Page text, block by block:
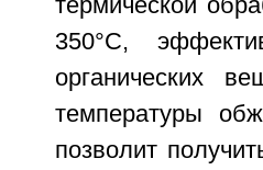
термической
350°C,
органических
температуры
позволит